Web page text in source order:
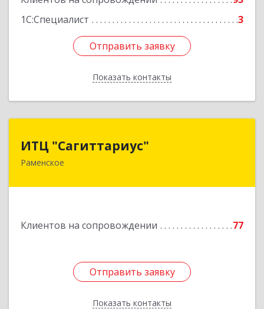
1С:Специалист
3
Отправить заявку
Показать контакты
Отправить заявку
Назад
ИТЦ "Сагиттариус"
Раменское
Клиентов на сопровождении 77
Отправить заявку
Показать контакты
Отправить заявку
Назад